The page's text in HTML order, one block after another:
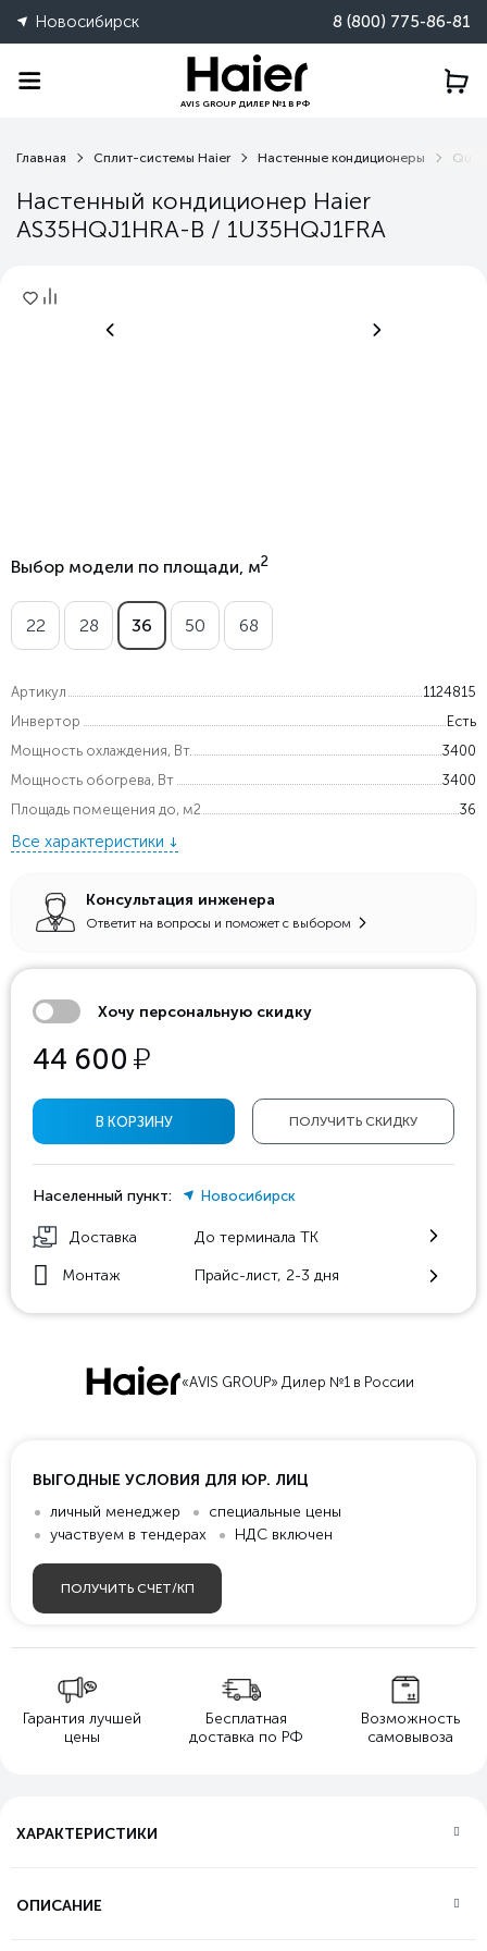
Новосибирск 8 (800) 775-86-81
AVIS GROUP ДИЛЕР №1 В РФ
Главная Сплит-системы Haier Настенные кондиционеры
Настенный кондиционер Haier
AS35HQJ1HRA-B / 1U35HQJ1FRA
Выбор модели по площади, м2
22 28 36 50 68
Артикул
1124815
Инвертор
Есть
Мощность охлаждения, Вт.
3400
Мощность обогрева, Вт
3400
Площадь помещения до, м2
36
Все характеристики
Консультация инженера
Ответит на вопросы и поможет с выбором
Хочу персональную скидку
44 600 у
ПОЛУЧИТЬ СКИДКУ
В КОРЗИНУ
Населенный пункт: Новосибирск
Доставка До терминала ТК
Монтаж Прайс-лист, 2-3 дня
«AVIS GROUP» Дилер №1 в России
ВЫГОДНЫЕ УСЛОВИЯ ДЛЯ ЮР. ЛИЦ
личный менеджер
специальные цены
участвуем в тендерах
НДС включен
ПОЛУЧИТЬ СЧЕТ/КП
Гарантия лучшей
цены
Бесплатная
доставка по РФ
Возможность
самовывоза
ХАРАКТЕРИСТИКИ
ОПИСАНИЕ